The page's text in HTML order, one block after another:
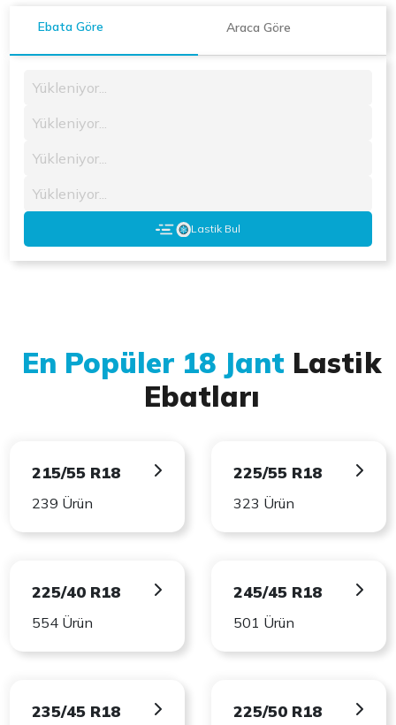
Ebata Göre Araca Göre
Yükleniyor...
Yükleniyor...
Yükleniyor...
Yükleniyor...
Lastik Bul
En Popüler 18 Jant Lastik
Ebatları
215/55 R18
239 Ürün
225/55 R18
323 Ürün
225/40 R18
554 Ürün
245/45 R18
501 Ürün
235/45 R18 225/50 R18